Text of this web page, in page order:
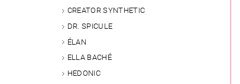
CREATOR SYNTHETIC
DR. SPICULE
ÉLAN
ELLA BACHÉ
HEDONIC